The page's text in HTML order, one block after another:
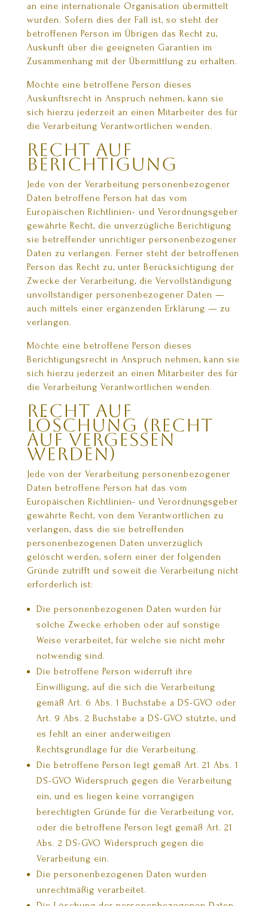
an eine internationale Organisation übermittelt
wurden. Sofern dies der Fall ist, so steht der
betroffenen Person im Übrigen das Recht zu,
Auskunft über die geeigneten Garantien im
Zusammenhang mit der Übermittlung zu erhalten.
Möchte eine betroffene Person dieses
Auskunftsrecht in Anspruch nehmen, kann sie
sich hierzu jederzeit an einen Mitarbeiter des für
die Verarbeitung Verantwortlichen wenden.
Recht auf
Berichtigung
Jede von der Verarbeitung personenbezogener
Daten betroffene Person hat das vom
Europäischen Richtlinien- und Verordnungsgeber
gewährte Recht, die unverzügliche Berichtigung
sie betreffender unrichtiger personenbezogener
Daten zu verlangen. Ferner steht der betroffenen
Person das Recht zu, unter Berücksichtigung der
Zwecke der Verarbeitung, die Vervollständigung
unvollständiger personenbezogener Daten —
auch mittels einer ergänzenden Erklärung — zu
verlangen.
Möchte eine betroffene Person dieses
Berichtigungsrecht in Anspruch nehmen, kann sie
sich hierzu jederzeit an einen Mitarbeiter des für
die Verarbeitung Verantwortlichen wenden.
Recht auf
Löschung (Recht
auf Vergessen
werden)
Jede von der Verarbeitung personenbezogener
Daten betroffene Person hat das vom
Europäischen Richtlinien- und Verordnungsgeber
gewährte Recht, von dem Verantwortlichen zu
verlangen, dass die sie betreffenden
personenbezogenen Daten unverzüglich
gelöscht werden, sofern einer der folgenden
Gründe zutrifft und soweit die Verarbeitung nicht
erforderlich ist:
Die personenbezogenen Daten wurden für
solche Zwecke erhoben oder auf sonstige
Weise verarbeitet, für welche sie nicht mehr
notwendig sind.
Die betroffene Person widerruft ihre
Einwilligung, auf die sich die Verarbeitung
gemäß Art. 6 Abs. 1 Buchstabe a DS-GVO oder
Art. 9 Abs. 2 Buchstabe a DS-GVO stützte, und
es fehlt an einer anderweitigen
Rechtsgrundlage für die Verarbeitung.
Die betroffene Person legt gemäß Art. 21 Abs. 1
DS-GVO Widerspruch gegen die Verarbeitung
ein, und es liegen keine vorrangigen
berechtigten Gründe für die Verarbeitung vor,
oder die betroffene Person legt gemäß Art. 21
Abs. 2 DS-GVO Widerspruch gegen die
Verarbeitung ein.
Die personenbezogenen Daten wurden
unrechtmäßig verarbeitet.